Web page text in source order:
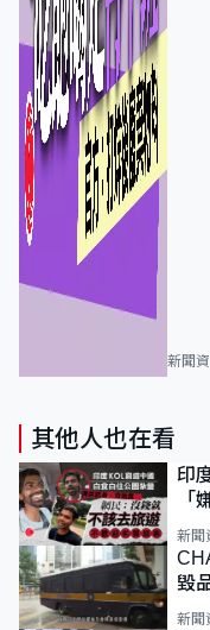
新聞
其他人也在看
印
「
質
新聞
毀
新聞